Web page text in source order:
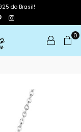
do Brasil!
PinterestInstagram
0